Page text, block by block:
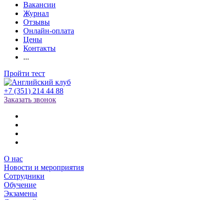
Вакансии
Журнал
Отзывы
Онлайн-оплата
Цены
Контакты
...
Пройти тест
+7 (351) 214 44 88
Заказать звонок
О нас
Новости и мероприятия
Сотрудники
Обучение
Экзамены